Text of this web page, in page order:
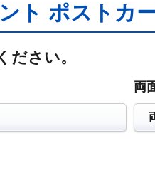
ト ポストカ
ださい。
両